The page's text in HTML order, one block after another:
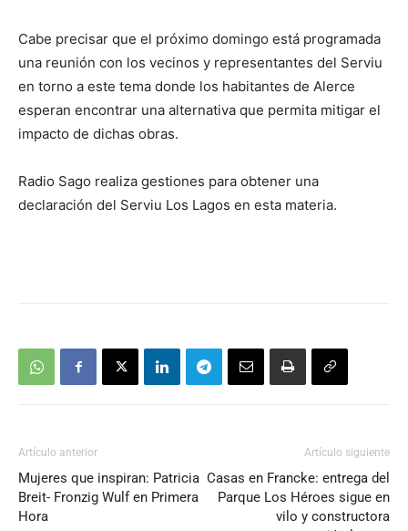
Cabe precisar que el próximo domingo está programada
una reunión con los vecinos y representantes del Serviu
en torno a este tema donde los habitantes de Alerce
esperan encontrar una alternativa que permita mitigar el
impacto de dichas obras.
Radio Sago realiza gestiones para obtener una
declaración del Serviu Los Lagos en esta materia.
Artículo anterior
Mujeres que inspiran: Patricia
Breit- Fronzig Wulf en Primera
Hora
Artículo siguiente
Casas en Francke: entrega del
Parque Los Héroes sigue en
vilo y constructora